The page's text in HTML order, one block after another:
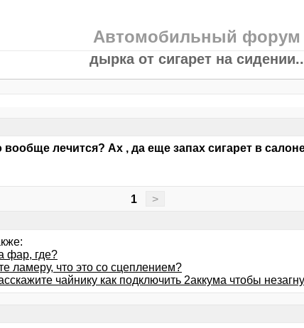
Автомобильный форум
дырка от сигарет на сидении..
вообще лечится? Ах , да еще запах сигарет в
1 >
фар, где?
ламеру, что это со сцеплением?
чайнику как подключить 2аккума чтобы